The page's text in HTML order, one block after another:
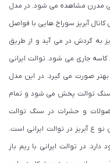
مدرن مشاهده می شود. در مدل
آبریز سوراخ هایی با فواصل
به گردش در می آید و از طریق
جاری می شود. توالت ایرانی
صورت می گیرد. در این مدل
کسنگ توالت پخش می شود و تمام
و حشرات در سنگ توالت
نو ع آبریز در توالت ایرانی است.
در توالت ایرانی با ریم باز